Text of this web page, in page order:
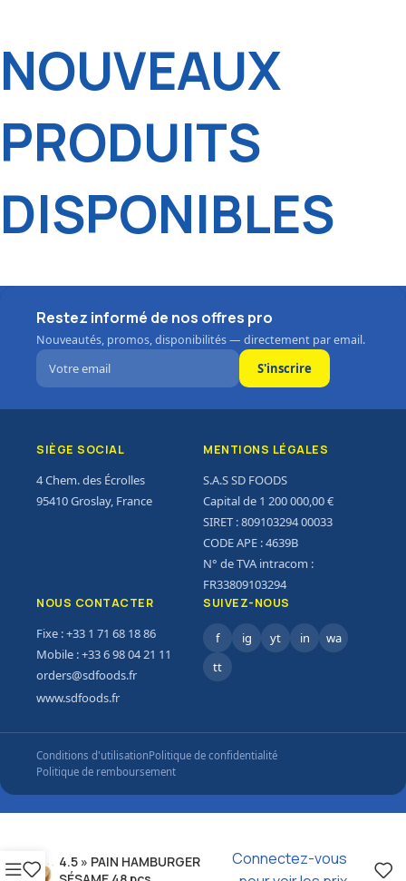
NOUVEAUX
PRODUITS
DISPONIBLES
Restez informé de nos offres pro
Nouveautés, promos, disponibilités — directement par email.
S'inscrire
SIÈGE SOCIAL
4 Chem. des Écrolles
95410 Groslay, France
MENTIONS LÉGALES
S.A.S SD FOODS
Capital de 1 200 000,00 €
SIRET : 809103294 00033
CODE APE : 4639B
N° de TVA intracom :
FR33809103294
NOUS CONTACTER
Fixe : +33 1 71 68 18 86
Mobile : +33 6 98 04 21 11
orders@sdfoods.fr
www.sdfoods.fr
SUIVEZ-NOUS
f ig yt in
wa
tt
Conditions d'utilisationPolitique de confidentialité
Politique de remboursement
4.5 » PAIN HAMBURGER
Connectez-vous